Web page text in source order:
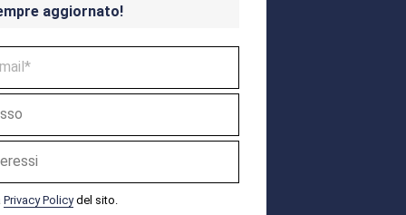
aggiornato!
Privacy Policydel sito.